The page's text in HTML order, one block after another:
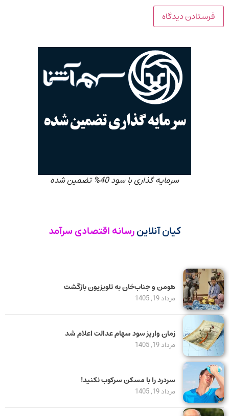
سرمایه گذاری با سود 40% تضمین شده
کیان آنلاین رسانه اقتصادی سرآمد
هومن و جناب‌خان به تلویزیون بازگشت
مرداد 19, 1405
زمان واریز سود سهام عدالت اعلام شد
مرداد 19, 1405
سردرد را با مسکن سرکوب نکنید!
مرداد 19, 1405